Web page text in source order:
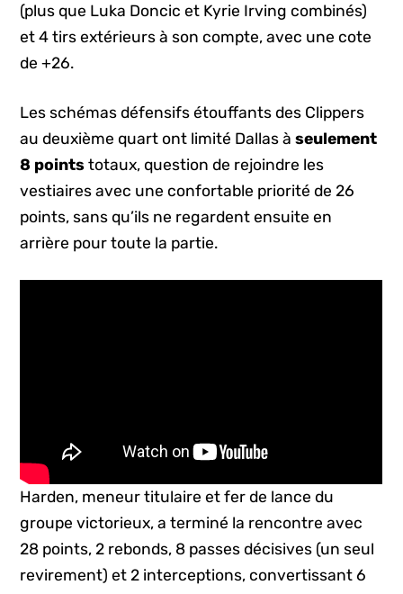
(plus que Luka Doncic et Kyrie Irving combinés)
et 4 tirs extérieurs à son compte, avec une cote
de +26.
Les schémas défensifs étouffants des Clippers
au deuxième quart ont limité Dallas àseulement
8 points totaux, question de rejoindre les
vestiaires avec une confortable priorité de 26
points, sans qu’ils ne regardent ensuite en
arrière pour toute la partie.
Harden, meneur titulaire et fer de lance du
groupe victorieux, a terminé la rencontre avec
28 points, 2 rebonds, 8 passes décisives (un seul
revirement) et 2 interceptions, convertissant 6